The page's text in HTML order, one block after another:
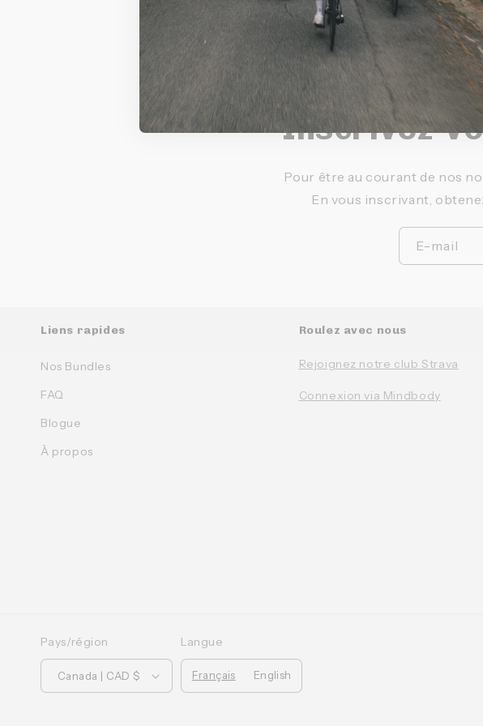
Inscrivez-
Pour être au courant de nos
En vous inscrivant,
E-mail
Liens rapides
Nos Bundles
FAQ
Blogue
À propos
Roulez avec nous
Rejoignez notre club Strava
Connexion via Mindbody
Pays/région
Canada | CAD $
Langue
Français English